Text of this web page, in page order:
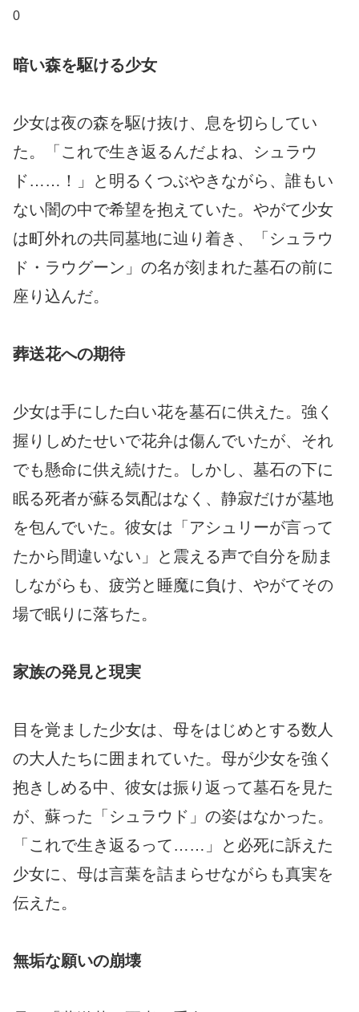
0
暗い森を駆ける少女
少女は夜の森を駆け抜け、息を切らしてい
た。「これで生き返るんだよね、シュラウ
ド……！」と明るくつぶやきながら、誰もい
ない闇の中で希望を抱えていた。やがて少女
は町外れの共同墓地に辿り着き、「シュラウ
ド・ラウグーン」の名が刻まれた墓石の前に
座り込んだ。
葬送花への期待
少女は手にした白い花を墓石に供えた。強く
握りしめたせいで花弁は傷んでいたが、それ
でも懸命に供え続けた。しかし、墓石の下に
眠る死者が蘇る気配はなく、静寂だけが墓地
を包んでいた。彼女は「アシュリーが言って
たから間違いない」と震える声で自分を励ま
しながらも、疲労と睡魔に負け、やがてその
場で眠りに落ちた。
家族の発見と現実
目を覚ました少女は、母をはじめとする数人
の大人たちに囲まれていた。母が少女を強く
抱きしめる中、彼女は振り返って墓石を見た
が、蘇った「シュラウド」の姿はなかった。
「これで生き返るって……」と必死に訴えた
少女に、母は言葉を詰まらせながらも真実を
伝えた。
無垢な願いの崩壊